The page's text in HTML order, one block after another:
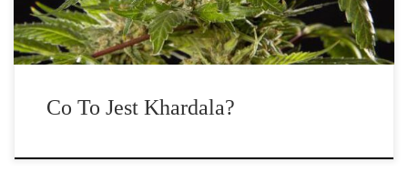
Co To Jest Khardala?